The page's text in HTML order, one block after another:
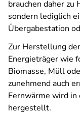
brauchen daher zu
sondern lediglich
Übergabestation
Zur Herstellung
Energieträger wie
Biomasse, Müll
zunehmend auch
Fernwärme wird
hergestellt.